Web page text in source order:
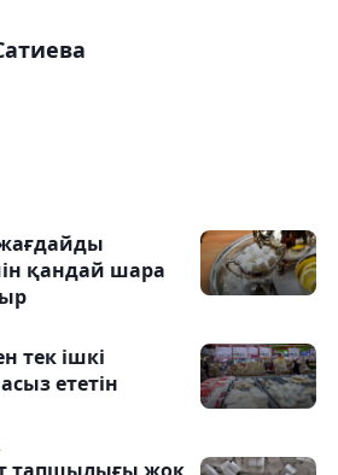
қандай шара
тек ішкі
ететін
тапшылығы жоқ